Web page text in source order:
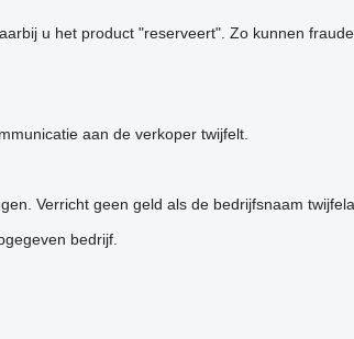
u het product "reserveert". Zo kunnen
aan de verkoper twijfelt.
Verricht geen geld als de bedrijfsnaam
bedrijf.